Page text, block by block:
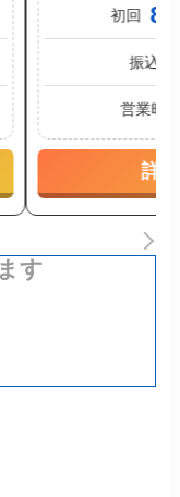
初回 88
振込時
営業時
詳
す